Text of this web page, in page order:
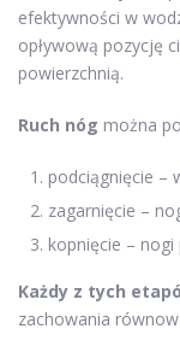
efektywności w
opływową pozycję
powierzchnią.
Ruch nóg można
podciągnięcie –
zagarnięcie –
kopnięcie –
Każdy z tych
zachowania